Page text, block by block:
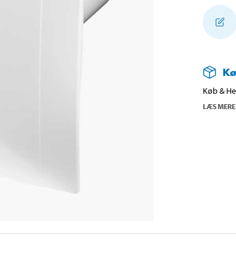
Køb &
LÆS MERE